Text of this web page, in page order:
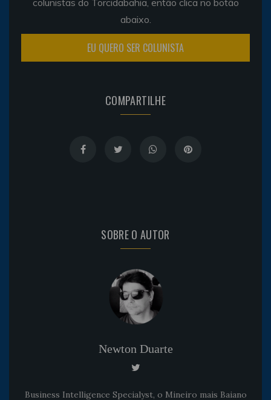
colunistas do Torcidabahia, então clica no botão
abaixo.
EU QUERO SER COLUNISTA
COMPARTILHE
SOBRE O AUTOR
Newton Duarte
Business Intelligence Specialyst, o Mineiro mais Baiano